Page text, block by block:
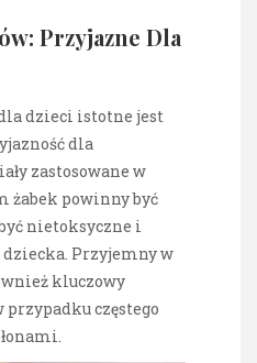
Przyjazne Dla
dzieci istotne jest
dla
zastosowane w
żabek powinny być
nietoksyczne i
Przyjemny w
kluczowy
przypadku częstego